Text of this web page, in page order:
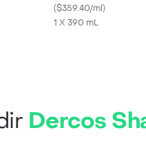
Cabello Graso
($359.40/ml)
1 X 390 mL
Dercos